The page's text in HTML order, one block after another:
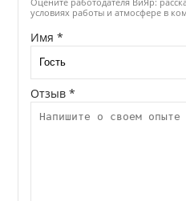
условиях работы и атмосфере в
Имя *
Отзыв *